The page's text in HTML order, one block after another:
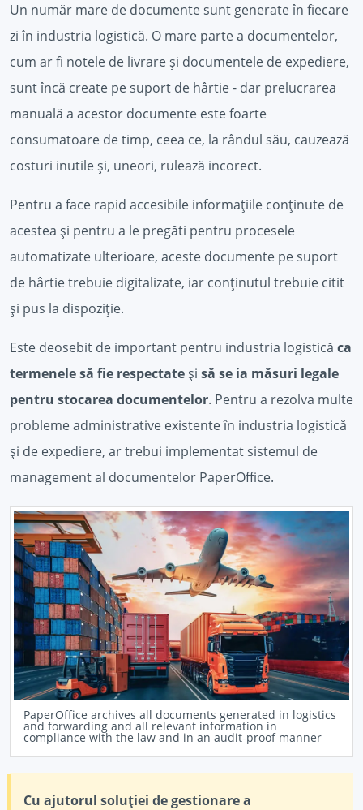
Un număr mare de documente sunt generate în fiecare
zi în industria logistică. O mare parte a documentelor,
cum ar fi notele de livrare și documentele de expediere,
sunt încă create pe suport de hârtie - dar prelucrarea
manuală a acestor documente este foarte
consumatoare de timp, ceea ce, la rândul său, cauzează
costuri inutile și, uneori, rulează incorect.
Pentru a face rapid accesibile informațiile conținute de
acestea și pentru a le pregăti pentru procesele
automatizate ulterioare, aceste documente pe suport
de hârtie trebuie digitalizate, iar conținutul trebuie citit
și pus la dispoziție.
Este deosebit de important pentru industria logistică ca
termenele să fie respectateși să se ia măsuri legale
pentru stocarea documentelor. Pentru a rezolva multe
probleme administrative existente în industria logistică
și de expediere, ar trebui implementat sistemul de
management al documentelor PaperOffice.
PaperOffice archives all documents generated in logistics
and forwarding and all relevant information in
compliance with the law and in an audit-proof manner
Cu ajutorul soluției de gestionare a